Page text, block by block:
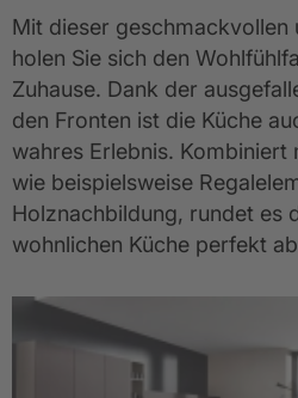
Mit dieser geschmackvollen
holen Sie sich den
Zuhause. Dank der
den Fronten ist die Küche
wahres Erlebnis. Kombiniert
wie beispielsweise
Holznachbildung, rundet es
wohnlichen Küche perfekt